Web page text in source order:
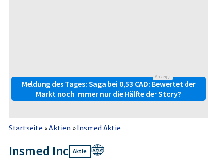
Anzeige
Meldung des Tages: Saga bei 0,53 CAD: Bewertet der
Markt noch immer nur die Hälfte der Story?
Startseite »Aktien » Insmed Aktie
Insmed Inc Aktie